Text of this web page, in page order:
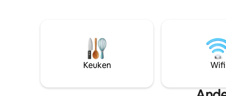
regelgeving door een aparte
boekingsreferentie voor
immigratiedoeleinden uit te geven. Voel
je vrij om, indien nodig, na het voltooien
vragen, omdat deze exclusief voor
en de
afstand,
Keuken Wifi